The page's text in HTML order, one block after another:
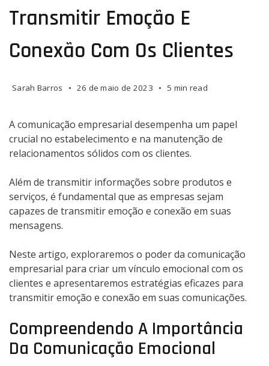
Transmitir Emoção E
Conexão Com Os Clientes
Sarah Barros 26 de maio de 2023 5 min read
A comunicação empresarial desempenha um papel
crucial no estabelecimento e na manutenção de
relacionamentos sólidos com os clientes.
Além de transmitir informações sobre produtos e
serviços, é fundamental que as empresas sejam
capazes de transmitir emoção e conexão em suas
mensagens.
Neste artigo, exploraremos o poder da comunicação
empresarial para criar um vínculo emocional com os
clientes e apresentaremos estratégias eficazes para
transmitir emoção e conexão em suas comunicações.
Compreendendo A Importância
Da Comunicação Emocional